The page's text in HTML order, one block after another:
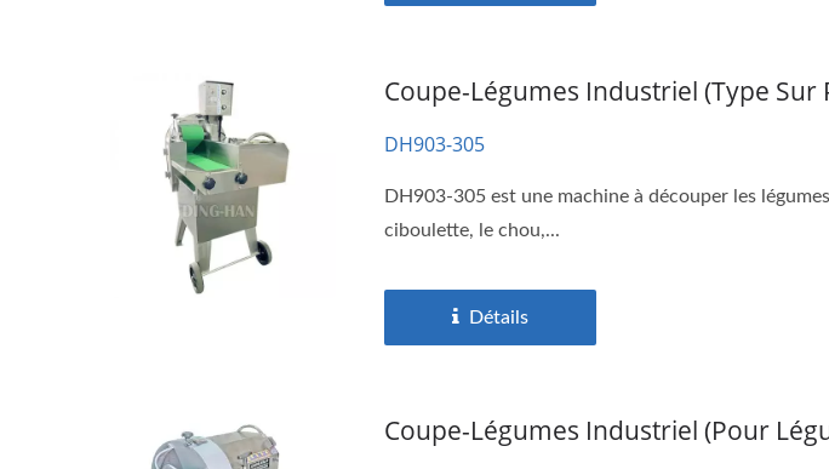
Coupe-Légumes Industriel (type Sur
DH903-305
DH903-305 est une machine à découper les
ciboulette, le chou,...
Détails
Coupe-Légumes Industriel (pour